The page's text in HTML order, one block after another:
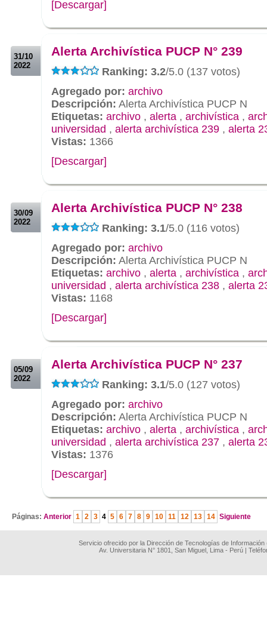
[Descargar]
31/10
2022
Alerta Archivística PUCP N° 239
Ranking: 3.2/5.0 (137 votos)
Agregado por: archivo
Descripción: Alerta Archivística PUCP N
Etiquetas: archivo , alerta , archivística ,
universidad , alerta archivística 239 , alerta
Vistas: 1366
[Descargar]
30/09
2022
Alerta Archivística PUCP N° 238
Ranking: 3.1/5.0 (116 votos)
Agregado por: archivo
Descripción: Alerta Archivística PUCP N
Etiquetas: archivo , alerta , archivística ,
universidad , alerta archivística 238 , alerta
Vistas: 1168
[Descargar]
05/09
2022
Alerta Archivística PUCP N° 237
Ranking: 3.1/5.0 (127 votos)
Agregado por: archivo
Descripción: Alerta Archivística PUCP N
Etiquetas: archivo , alerta , archivística ,
universidad , alerta archivística 237 , alerta
Vistas: 1376
[Descargar]
Páginas: Anterior 1 2 3 4 5 6 7 8 9 10 11 12 13 14 Siguiente
Servicio ofrecido por la Dirección de Tecnologías de
Av. Universitaria N° 1801, San Miguel, Lima - Perú |